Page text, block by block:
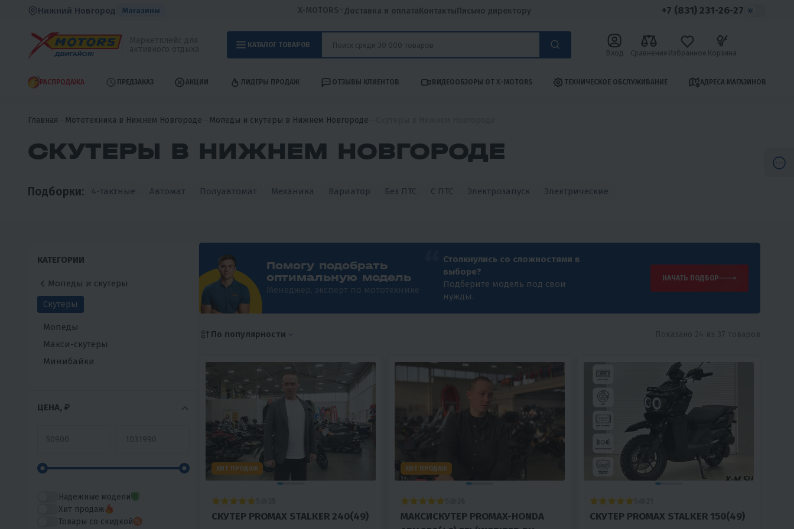
Нижний Новгород Магазины X-MOTORS Доставка и оплатаКонтактыПисьмо директору +7 (831) 231-26-27
КАТАЛОГ ТОВАРОВ
Вход Сравнение Избранное Корзина
РАСПРОДАЖА ПРЕДЗАКАЗ АКЦИИ ЛИДЕРЫ ПРОДАЖ ОТЗЫВЫ КЛИЕНТОВ ВИДЕООБЗОРЫ ОТ X-MOTORS ТЕХНИЧЕСКОЕ ОБСЛУЖИВАНИЕ АДРЕСА МАГАЗИНОВ
Главная Мототехника в Нижнем Новгороде Мопеды и скутеры в Нижнем Новгороде
СКУТЕРЫ В НИЖНЕМ НОВГОРОДЕ
Подборки: 4-тактные Автомат Полуавтомат Механика Вариатор Без ПТС С ПТС Электрозапуск Электрические
КАТЕГОРИИ
Мопеды и скутеры
Скутеры
Мопеды
Макси-скутеры
Минибайки
ЦЕНА, ₽
Надежные модели
Хит продаж
Товары со скидкой
Помогу подобрать
оптимальную модель
Менеджер, эксперт по мототехнике
Столкнулись со сложностями в
выборе?
Подберите модель под свои
нужды.
НАЧАТЬ ПОДБОР
По популярности
ХИТ ПРОДАЖ
СКУТЕР PROMAX STALKER 240(49)
ХИТ ПРОДАЖ
МАКСИСКУТЕР PROMAX-HONDA
СКУТЕР PROMAX STALKER 150(49)